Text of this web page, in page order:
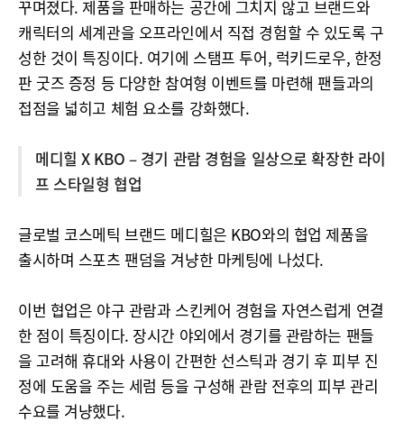
꾸며졌다. 제품을 판매하는 공간에 그치지 않고 브랜드와
캐릭터의 세계관을 오프라인에서 직접 경험할 수 있도록 구
성한 것이 특징이다. 여기에 스탬프 투어, 럭키드로우, 한정
판 굿즈 증정 등 다양한 참여형 이벤트를 마련해 팬들과의
접점을 넓히고 체험 요소를 강화했다.
메디힐 X KBO – 경기 관람 경험을 일상으로 확장한 라이
프 스타일형 협업
글로벌 코스메틱 브랜드 메디힐은 KBO와의 협업 제품을
출시하며 스포츠 팬덤을 겨냥한 마케팅에 나섰다.
이번 협업은 야구 관람과 스킨케어 경험을 자연스럽게 연결
한 점이 특징이다. 장시간 야외에서 경기를 관람하는 팬들
을 고려해 휴대와 사용이 간편한 선스틱과 경기 후 피부 진
정에 도움을 주는 세럼 등을 구성해 관람 전후의 피부 관리
수요를 겨냥했다.